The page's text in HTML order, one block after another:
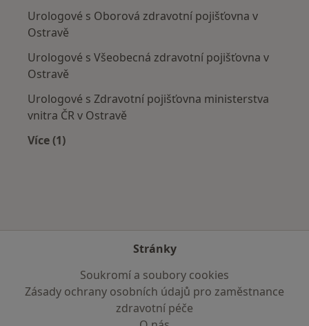
Urologové s Oborová zdravotní pojišťovna v
Ostravě
Urologové s Všeobecná zdravotní pojišťovna v
Ostravě
Urologové s Zdravotní pojišťovna ministerstva
vnitra ČR v Ostravě
Více (1)
Stránky
Soukromí a soubory cookies
Zásady ochrany osobních údajů pro zaměstnance
zdravotní péče